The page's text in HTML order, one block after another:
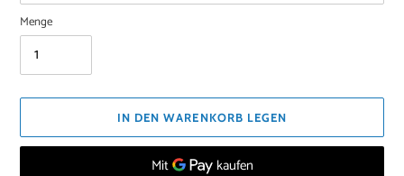
Menge
IN DEN WARENKORB LEGEN